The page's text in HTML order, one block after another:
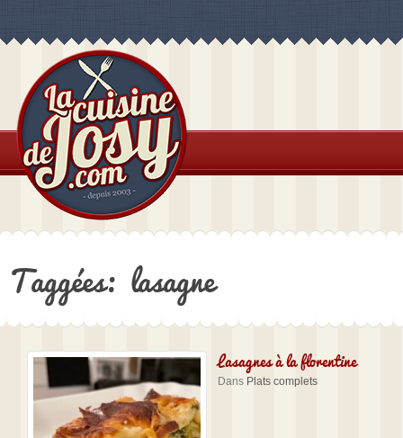
Taggées: lasagne
Lasagnes à la florentine
Dans Plats complets